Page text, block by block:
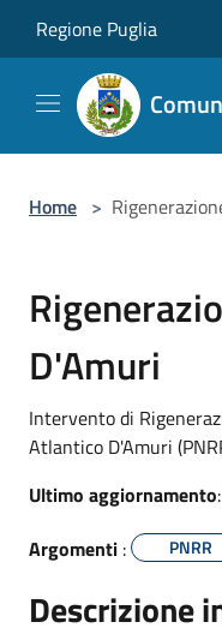
Regione Puglia
Home >
D'Amuri
Intervento di
Atlantico D'Amuri
Ultimo aggiornamento
Argomenti : PNRR
Descrizione